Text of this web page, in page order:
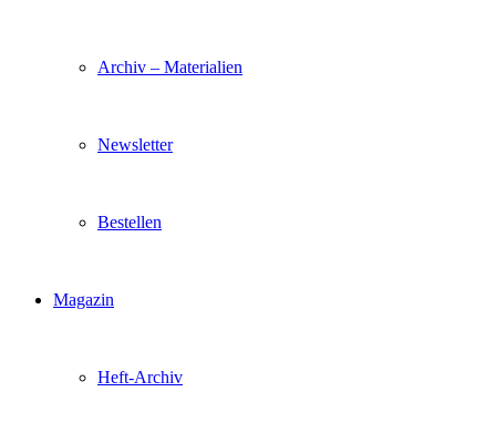
Archiv – Materialien
Newsletter
Bestellen
Magazin
Heft-Archiv